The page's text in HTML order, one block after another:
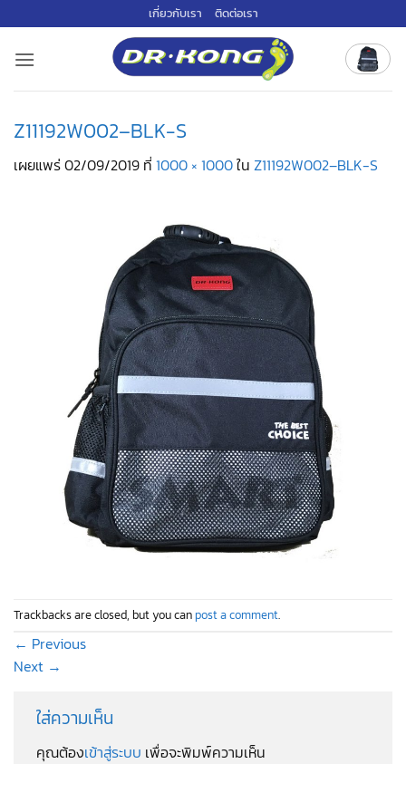
ไป
เกี่ยวกับเรา ติดต่อเรา
Z11192W002–BLK-S
เผยแพร่02/09/2019 ที่ 1000 × 1000ใน Z11192W002–BLK-S
Trackbacks are closed, but you can post a comment.
← Previous
Next →
ใส่ความเห็น
คุณต้องเข้าสู่ระบบ เพื่อจะพิมพ์ความเห็น